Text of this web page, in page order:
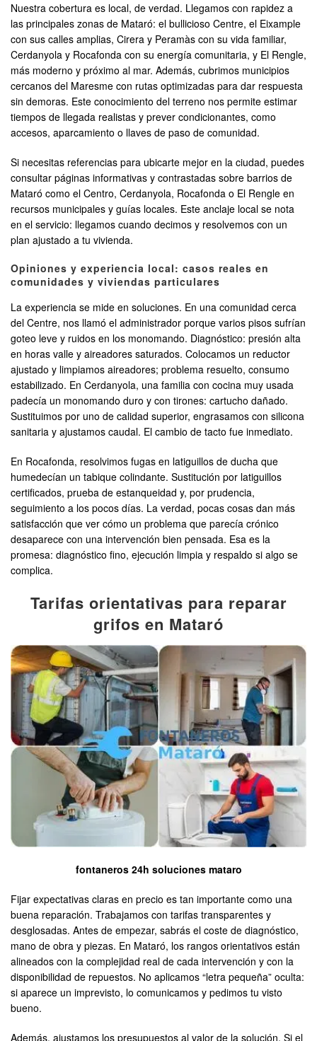
Nuestra cobertura es local, de verdad. Llegamos con rapidez a
las principales zonas de Mataró: el bullicioso Centre, el Eixample
con sus calles amplias, Cirera y Peramàs con su vida familiar,
Cerdanyola y Rocafonda con su energía comunitaria, y El Rengle,
más moderno y próximo al mar. Además, cubrimos municipios
cercanos del Maresme con rutas optimizadas para dar respuesta
sin demoras. Este conocimiento del terreno nos permite estimar
tiempos de llegada realistas y prever condicionantes, como
accesos, aparcamiento o llaves de paso de comunidad.
Si necesitas referencias para ubicarte mejor en la ciudad, puedes
consultar páginas informativas y contrastadas sobre barrios de
Mataró como el Centro, Cerdanyola, Rocafonda o El Rengle en
recursos municipales y guías locales. Este anclaje local se nota
en el servicio: llegamos cuando decimos y resolvemos con un
plan ajustado a tu vivienda.
Opiniones y experiencia local: casos reales en
comunidades y viviendas particulares
La experiencia se mide en soluciones. En una comunidad cerca
del Centre, nos llamó el administrador porque varios pisos sufrían
goteo leve y ruidos en los monomando. Diagnóstico: presión alta
en horas valle y aireadores saturados. Colocamos un reductor
ajustado y limpiamos aireadores; problema resuelto, consumo
estabilizado. En Cerdanyola, una familia con cocina muy usada
padecía un monomando duro y con tirones: cartucho dañado.
Sustituimos por uno de calidad superior, engrasamos con silicona
sanitaria y ajustamos caudal. El cambio de tacto fue inmediato.
En Rocafonda, resolvimos fugas en latiguillos de ducha que
humedecían un tabique colindante. Sustitución por latiguillos
certificados, prueba de estanqueidad y, por prudencia,
seguimiento a los pocos días. La verdad, pocas cosas dan más
satisfacción que ver cómo un problema que parecía crónico
desaparece con una intervención bien pensada. Esa es la
promesa: diagnóstico fino, ejecución limpia y respaldo si algo se
complica.
Tarifas orientativas para reparar
grifos en Mataró
fontaneros 24h soluciones mataro
Fijar expectativas claras en precio es tan importante como una
buena reparación. Trabajamos con tarifas transparentes y
desglosadas. Antes de empezar, sabrás el coste de diagnóstico,
mano de obra y piezas. En Mataró, los rangos orientativos están
alineados con la complejidad real de cada intervención y con la
disponibilidad de repuestos. No aplicamos “letra pequeña” oculta:
si aparece un imprevisto, lo comunicamos y pedimos tu visto
bueno.
Además, ajustamos los presupuestos al valor de la solución. Si el